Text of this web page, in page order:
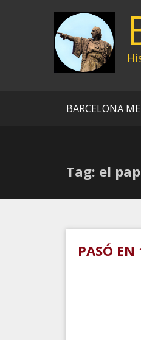
BARCELONA
Tag: el
PASÓ EN